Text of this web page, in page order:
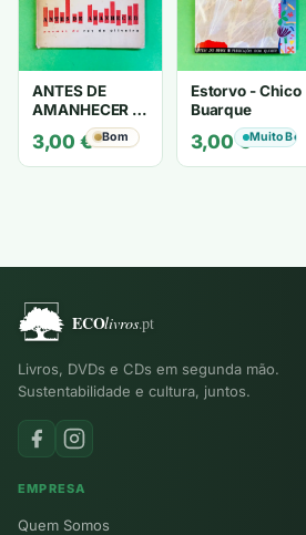
ANTES DE
AMANHECER -
ruy de oliveira
3,00 € Bom
Estorvo - Chico
Buarque
3,00€Muito Bom
Livros, DVDs e CDs em segunda mão.
Sustentabilidade e cultura, juntos.
EMPRESA
Quem Somos